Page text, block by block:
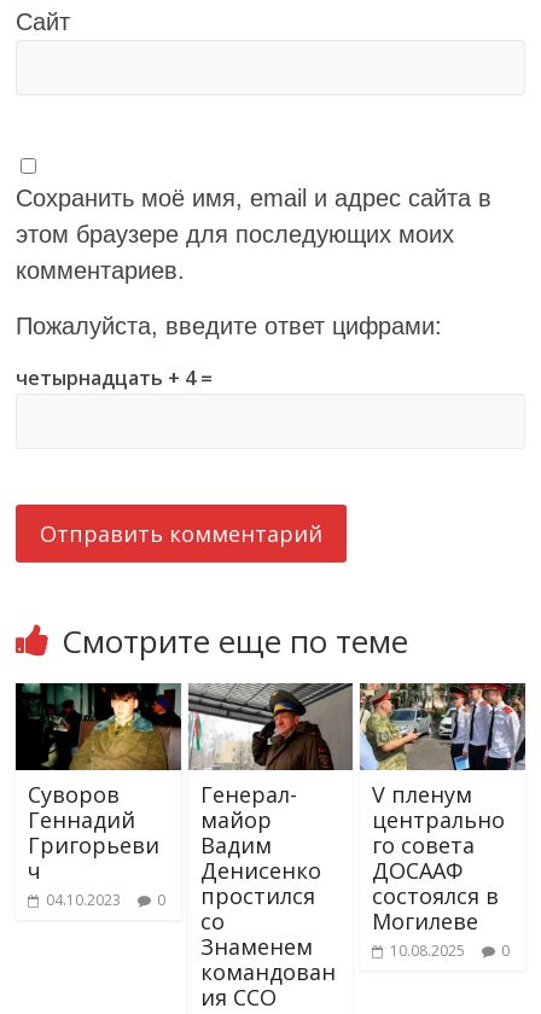
Смотрите еще по теме
Суворов
Геннадий
Григорьеви
ч
04.10.2023 0
Генерал-
майор
Вадим
Денисенко
простился
со
Знаменем
командован
ия ССО
V пленум
центрально
го совета
ДОСААФ
состоялся в
Могилеве
10.08.2025 0
Сайт
Сохранить моё имя, email и адрес сайта в
этом браузере для последующих моих
комментариев.
Пожалуйста, введите ответ цифрами:
четырнадцать + 4 =